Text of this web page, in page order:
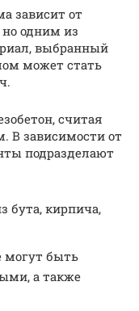
зависит от
одним из
выбранный
может стать
считая
зависимости от
подразделают
бута, кирпича,
могут быть
а также